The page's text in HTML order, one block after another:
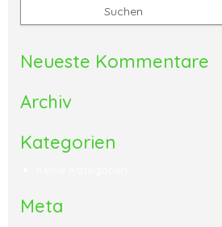
Neueste Kommentare
Archiv
Kategorien
Meta